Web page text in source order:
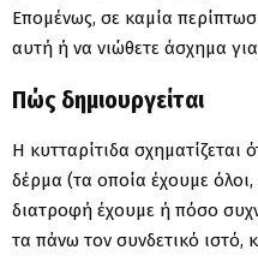
Επομένως, σε καμία
αυτή ή να νιώθετε άσχημα
Πώς δημιουργείται
Η κυτταρίτιδα
δέρμα (τα οποία έχουμε
διατροφή έχουμε ή πόσο
τα πάνω τον συνδετικό ιστό,